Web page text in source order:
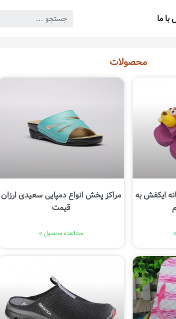
ما
محصولات
ایکفش به
مراکز پخش انواع دمپایی سعیدی ارزان
قیمت
مشاهده محصول »